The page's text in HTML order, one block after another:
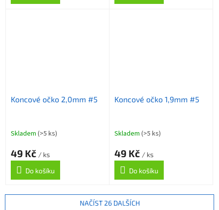
Koncové očko 2,0mm #5
Skladem (>5 ks)
49 Kč / ks
Do košíku
Koncové očko 1,9mm #5
Skladem (>5 ks)
49 Kč / ks
Do košíku
NAČÍST 26 DALŠÍCH